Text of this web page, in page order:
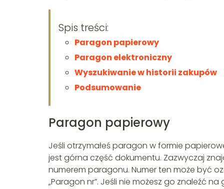
Spis treści:
Paragon papierowy
Paragon elektroniczny
Wyszukiwanie w historii zakupów
Podsumowanie
Paragon papierowy
Jeśli otrzymałeś paragon w formie
jest górna część dokumentu. Zazwyczaj
numerem paragonu. Numer ten może być
„Paragon nr”. Jeśli nie możesz go znaleźć